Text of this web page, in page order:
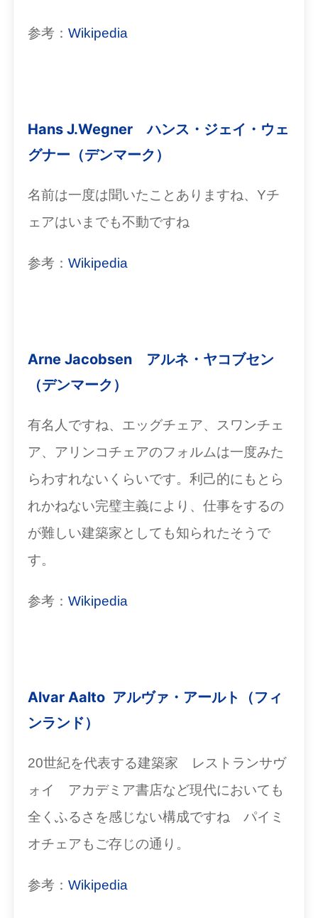
参考： Wikipedia
Hans J.Wegner ハンス・ジェイ・ウェ
グナー（デンマーク）
名前は一度は聞いたことありますね、Yチ
ェアはいまでも不動ですね
参考： Wikipedia
Arne Jacobsen アルネ・ヤコブセン
（デンマーク）
有名人ですね、エッグチェア、スワンチェ
ア、アリンコチェアのフォルムは一度みた
らわすれないくらいです。利己的にもとら
れかねない完璧主義により、仕事をするの
が難しい建築家としても知られたそうで
す。
参考： Wikipedia
Alvar Aalto アルヴァ・アールト（フィ
ンランド）
20世紀を代表する建築家 レストランサヴ
ォイ アカデミア書店など現代においても
全くふるさを感じない構成ですね パイミ
オチェアもご存じの通り。
参考： Wikipedia